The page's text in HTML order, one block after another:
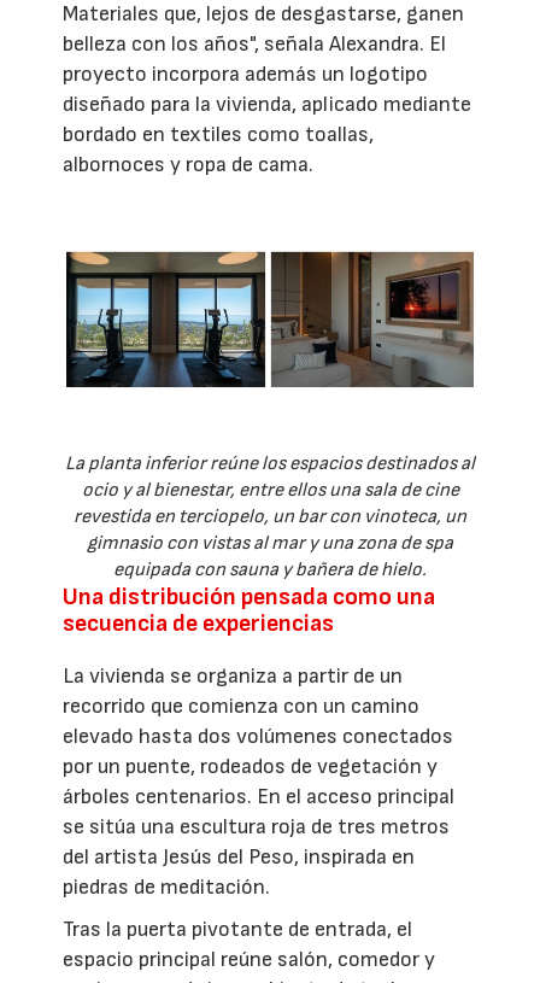
Materiales que, lejos de desgastarse, ganen
belleza con los años", señala Alexandra. El
proyecto incorpora además un logotipo
diseñado para la vivienda, aplicado mediante
bordado en textiles como toallas,
albornoces y ropa de cama.
La planta inferior reúne los espacios destinados al
ocio y al bienestar, entre ellos una sala de cine
revestida en terciopelo, un bar con vinoteca, un
gimnasio con vistas al mar y una zona de spa
equipada con sauna y bañera de hielo.
Una distribución pensada como una
secuencia de experiencias
La vivienda se organiza a partir de un
recorrido que comienza con un camino
elevado hasta dos volúmenes conectados
por un puente, rodeados de vegetación y
árboles centenarios. En el acceso principal
se sitúa una escultura roja de tres metros
del artista Jesús del Peso, inspirada en
piedras de meditación.
Tras la puerta pivotante de entrada, el
espacio principal reúne salón, comedor y